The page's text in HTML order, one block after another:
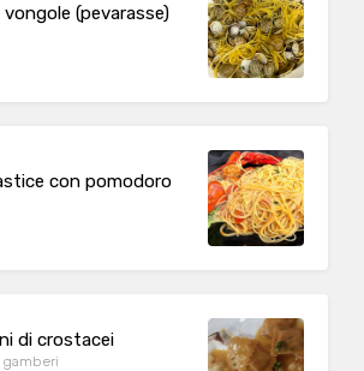
(pevarasse)
con pomodoro
di crostacei
gamberi